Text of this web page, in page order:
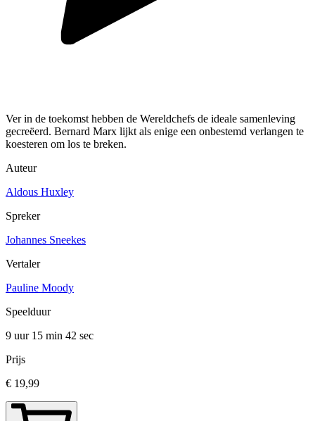
Ver in de toekomst hebben de Wereldchefs de ideale samenleving
gecreëerd. Bernard Marx lijkt als enige een onbestemd verlangen te
koesteren om los te breken.
Auteur
Aldous Huxley
Spreker
Johannes Sneekes
Vertaler
Pauline Moody
Speelduur
9 uur 15 min 42 sec
Prijs
€ 19,99